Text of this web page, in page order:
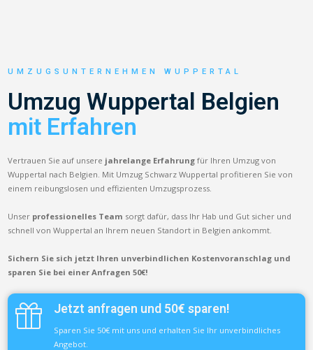
UMZUGSUNTERNEHMEN WUPPERTAL
Umzug Wuppertal Belgien
mit Erfahren
Vertrauen Sie auf unsere jahrelange Erfahrung für Ihren Umzug von
Wuppertal nach Belgien. Mit Umzug Schwarz Wuppertal profitieren Sie von
einem reibungslosen und effizienten Umzugsprozess.
Unser professionelles Team sorgt dafür, dass Ihr Hab und Gut sicher und
schnell von Wuppertal an Ihrem neuen Standort in Belgien ankommt.
Sichern Sie sich jetzt Ihren unverbindlichen Kostenvoranschlag und
sparen Sie bei einer Anfragen 50€!
Jetzt anfragen und 50€ sparen!
Sparen Sie 50€ mit uns und erhalten Sie Ihr unverbindliches
Angebot.